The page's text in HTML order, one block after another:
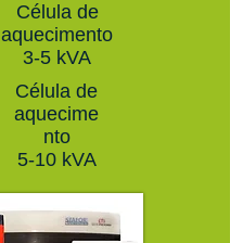
Célula de
aquecimento
3-5 kVA
Célula de
aquecime
nto
5-10 kVA